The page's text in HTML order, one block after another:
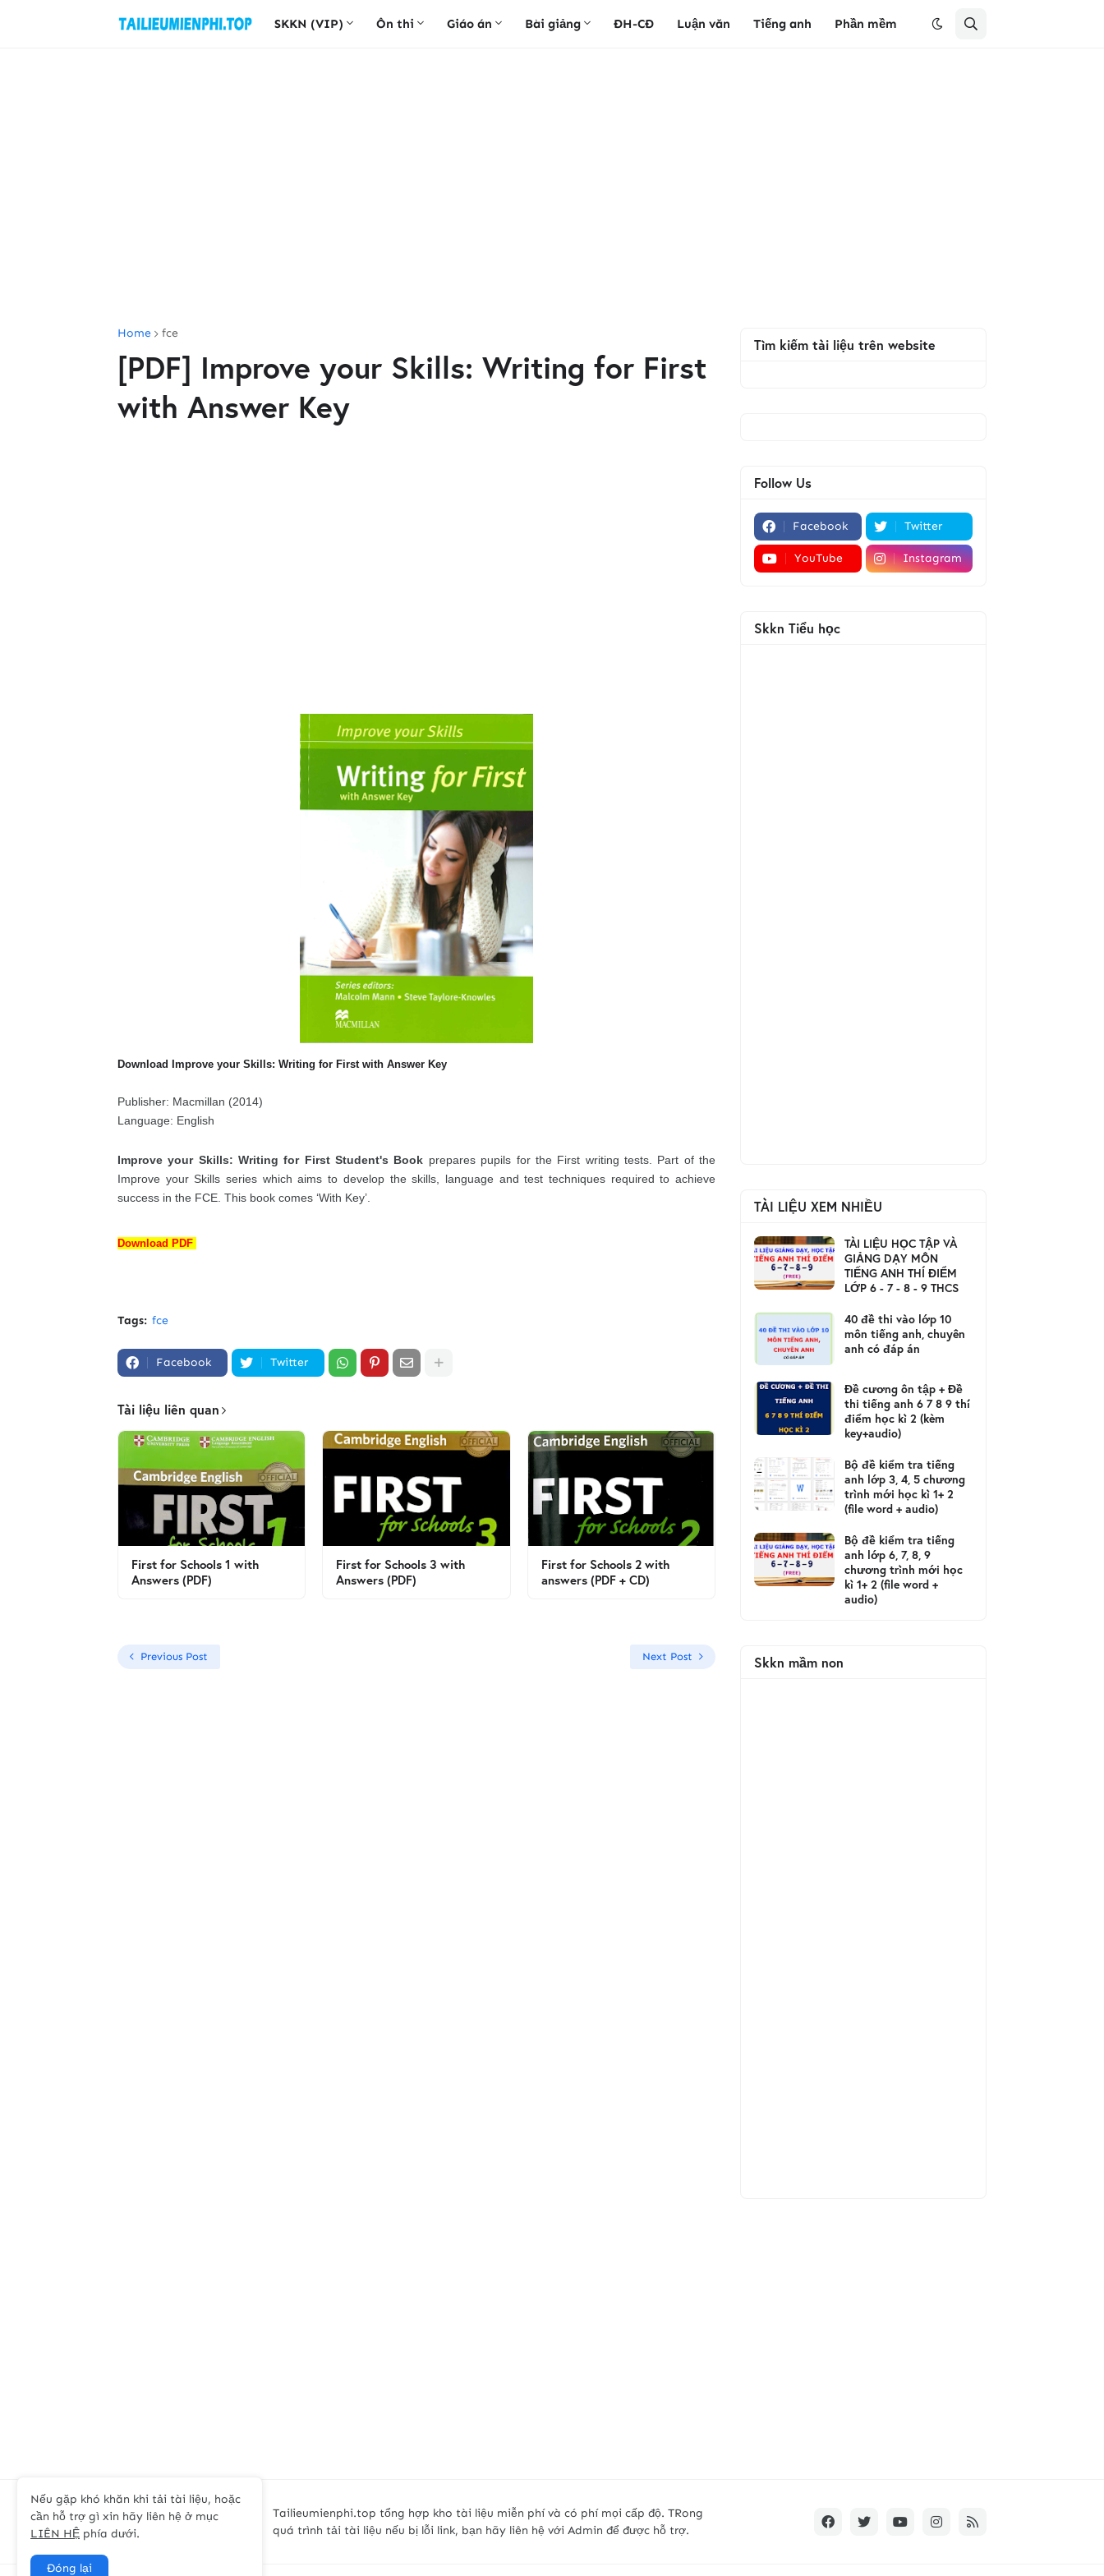
SKKN (VIP) Ôn thi Giáo án Bài giảng ĐH-CĐ Luận văn Tiếng anh Phần mềm
Home fce
[PDF] Improve your Skills: Writing for First
with Answer Key
Download Improve your Skills: Writing for First with Answer Key
Publisher: Macmillan (2014)
Language: English
Improve your Skills: Writing for First Student's Book prepares pupils for the First writing tests. Part of the
Improve your Skills series which aims to develop the skills, language and test techniques required to achieve
success in the FCE. This book comes ‘With Key’.
Download PDF
Tags: fce
Facebook Twitter
Tài liệu liên quan
First for Schools 1 with
Answers (PDF)
First for Schools 3 with
Answers (PDF)
First for Schools 2 with
answers (PDF + CD)
Previous Post Next Post
Tìm kiếm tài liệu trên website
Follow Us
Facebook Twitter
YouTube Instagram
Skkn Tiểu học
TÀI LIỆU XEM NHIỀU
TÀI LIỆU HỌC TẬP VÀ
GIẢNG DẠY MÔN
TIẾNG ANH THÍ ĐIỂM
LỚP 6 - 7 - 8 - 9 THCS
40 đề thi vào lớp 10
môn tiếng anh, chuyên
anh có đáp án
Đề cương ôn tập + Đề
thi tiếng anh 6 7 8 9 thí
điểm học kì 2 (kèm
key+audio)
Bộ đề kiểm tra tiếng
anh lớp 3, 4, 5 chương
trình mới học kì 1+ 2
(file word + audio)
Bộ đề kiểm tra tiếng
anh lớp 6, 7, 8, 9
chương trình mới học
kì 1+ 2 (file word +
audio)
Skkn mầm non
Tailieumienphi.top tổng hợp kho tài liệu miễn phí và có phí mọi cấp độ. TRong
quá trình tải tài liệu nếu bị lỗi link, bạn hãy liên hệ với Admin để được hỗ trợ.
Nếu gặp khó khăn khi tải tài liệu, hoặc
cần hỗ trợ gì xin hãy liên hệ ở mục
LIÊN HỆ phía dưới.
Đóng lại